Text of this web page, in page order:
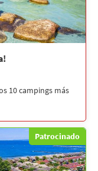
10 campings más
Patrocinado